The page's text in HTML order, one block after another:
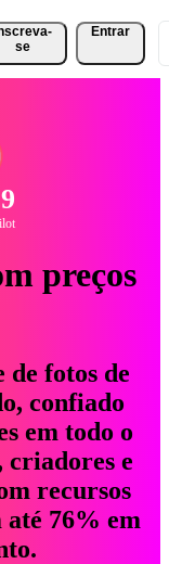
se
Entrar
preços
de fotos de
confiado
em todo o
criadores e
recursos
76% em